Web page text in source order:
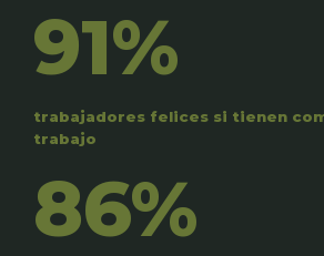
91%
trabajadores felices si tienen
trabajo
86%